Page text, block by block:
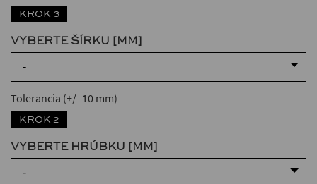
KROK 3
VYBERTE ŠÍRKU [MM]
-
Tolerancia (+/- 10 mm)
KROK 2
VYBERTE HRÚBKU [MM]
-